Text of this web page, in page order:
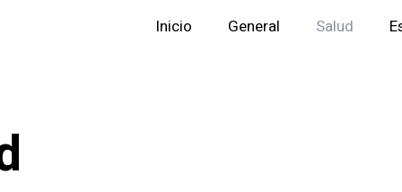
Inicio General Salud